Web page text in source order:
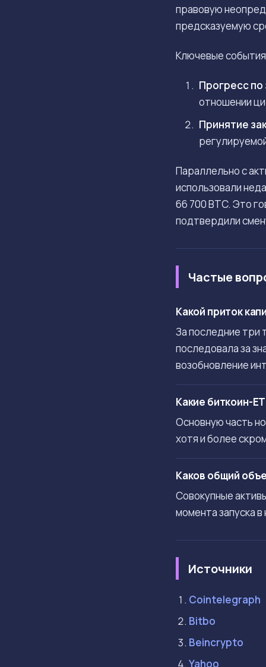
правовую
предсказуемую
Ключевые
Прогресс по
отношении
Принятие
Параллельно с
использовали
66 700 BTC. Это
подтвердили
Частые
Какой приток
За последние три
последовала за
возобновление
Какие биткоин-
Основную часть
хотя и более
Каков общий
Совокупные
момента запуска
Источники
Cointelegraph
Bitbo
Beincrypto
Yahoo